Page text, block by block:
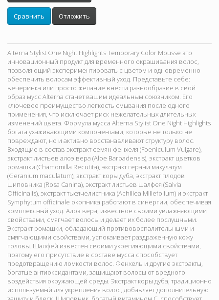
Сравнить Отложить
Alterna Stylist One Night Highlights Temporary Color Mousse это
инновационный продукт для временного окрашивания волос,
позволяющий экспериментировать с цветом и одновременно
обеспечить волосам эффективный уход. Представьте себе:
вечеринка или просто желание внести разнообразие в свой
образ мусс Alterna станет вашим идеальным союзником. Его
ключевое преимущество легкость смывания после одного
применения, что исключает риск нежелательных длительных
изменений цвета. Формула мусса Alterna Stylist One Night Highlights
богата ухаживающими компонентами, которые не только не
повреждают, но и активно восстанавливают структуру волос.
Входящие в состав экстракт семян фенхеля (Foeniculum Vulgare),
экстракт листьев алоэ вера (Aloe Barbadensis), экстракт цветков
ромашки (Chamomilla Recutita), экстракт герани макулатум
(Geranium maculatum), экстракт коры дуба, экстракт плодов
шиповника (Rosa Canina), экстракт листьев шалфея (Salvia
Officinalis), экстракт тысячелистника (Achillea Millefolium) и экстракт
Symphytum officinale окопника работают в синергии, обеспечивая
комплексный уход. Алоэ вера, известное своими увлажняющими
свойствами, смягчает волосы и делает их более послушными.
Экстракт ромашки, обладающий противовоспалительными и
смягчающими свойствами, успокаивает раздраженную кожу
головы. Шалфей известен своими укрепляющими свойствами,
поэтому его присутствие в составе мусса способствует
предотвращению ломкости волос. Фенхель и другие экстракты,
богатые антиоксидантами, защищают волосы от вредного
воздействия окружающей среды. Экстракт коры дуба, традиционно
используемый для укрепления волос, добавляет дополнительную